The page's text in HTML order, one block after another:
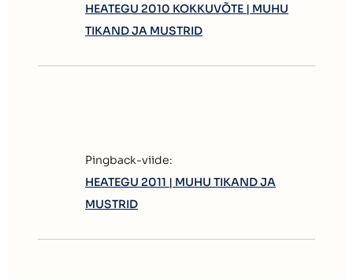
HEATEGU 2010 KOKKUVÕTE | MUHU
TIKAND JA MUSTRID
Pingback-viide:
HEATEGU 2011 | MUHU TIKAND JA
MUSTRID